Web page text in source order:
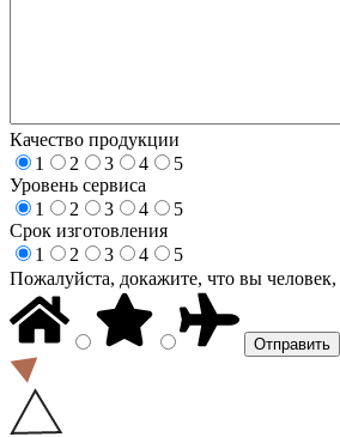
Качество продукции
1
2 3 4
5
Уровень сервиса
1
2 3 4
5
Срок изготовления
1
2 3 4
5
Пожалуйста, докажите, что вы